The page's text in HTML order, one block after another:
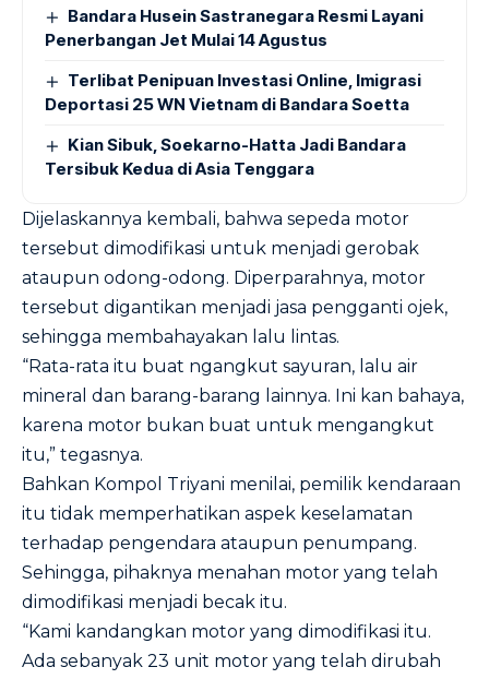
Bandara Husein Sastranegara Resmi Layani
Penerbangan Jet Mulai 14 Agustus
Terlibat Penipuan Investasi Online, Imigrasi
Deportasi 25 WN Vietnam di Bandara Soetta
Kian Sibuk, Soekarno-Hatta Jadi Bandara
Tersibuk Kedua di Asia Tenggara
Dijelaskannya kembali, bahwa sepeda motor
tersebut dimodifikasi untuk menjadi gerobak
ataupun odong-odong. Diperparahnya, motor
tersebut digantikan menjadi jasa pengganti ojek,
sehingga membahayakan lalu lintas.
“Rata-rata itu buat ngangkut sayuran, lalu air
mineral dan barang-barang lainnya. Ini kan bahaya,
karena motor bukan buat untuk mengangkut
itu,” tegasnya.
Bahkan Kompol Triyani menilai, pemilik kendaraan
itu tidak memperhatikan aspek keselamatan
terhadap pengendara ataupun penumpang.
Sehingga, pihaknya menahan motor yang telah
dimodifikasi menjadi becak itu.
“Kami kandangkan motor yang dimodifikasi itu.
Ada sebanyak 23 unit motor yang telah dirubah